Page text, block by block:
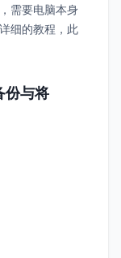
需要电脑本身
细的教程，此
份与将